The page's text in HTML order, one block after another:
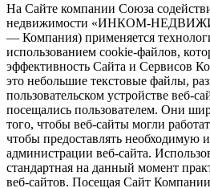
На Сайте компании Союза
недвижимости «ИНКОМ-
— Компания) применяется
использованием cookie-файлов,
эффективность Сайта и Сервисов
это небольшие текстовые файлы,
пользовательском устройстве веб-
посещались пользователем. Они
того, чтобы веб-сайты могли
чтобы предоставлять необходимую
администрации веб-сайта.
стандартная на данный момент
веб-сайтов. Посещая Сайт Компании